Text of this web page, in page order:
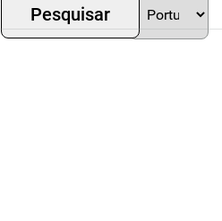
Menú
superior
Gestão
de ativos
your
language